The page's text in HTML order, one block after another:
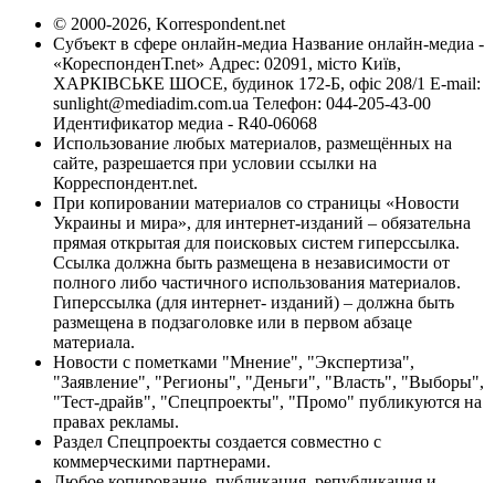
© 2000-2026, Korrespondent.net
Субъект в сфере онлайн-медиа Название онлайн-медиа -
«КореспонденТ.net» Адрес: 02091, місто Київ,
ХАРКІВСЬКЕ ШОСЕ, будинок 172-Б, офіс 208/1 E-mail:
sunlight@mediadim.com.ua Телефон: 044-205-43-00
Идентификатор медиа - R40-06068
Использование любых материалов, размещённых на
сайте, разрешается при условии ссылки на
Корреспондент.net.
При копировании материалов со страницы «Новости
Украины и мира», для интернет-изданий – обязательна
прямая открытая для поисковых систем гиперссылка.
Ссылка должна быть размещена в независимости от
полного либо частичного использования материалов.
Гиперссылка (для интернет- изданий) – должна быть
размещена в подзаголовке или в первом абзаце
материала.
Новости с пометками "Мнение", "Экспертиза",
"Заявление", "Регионы", "Деньги", "Власть", "Выборы",
"Тест-драйв", "Спецпроекты", "Промо" публикуются на
правах рекламы.
Раздел Спецпроекты создается совместно с
коммерческими партнерами.